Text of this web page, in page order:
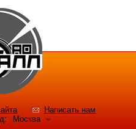
Написать нам
Москва